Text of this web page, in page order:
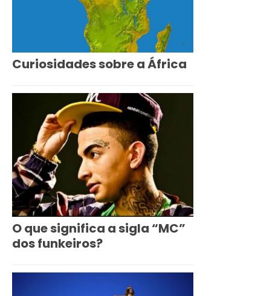
Curiosidades sobre a África
O que significa a sigla “MC”
dos funkeiros?